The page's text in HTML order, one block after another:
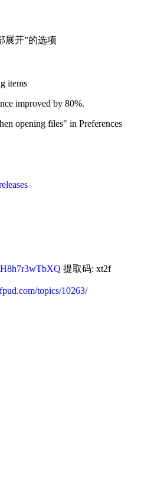
展开”的选项
items
improved by 80%.
opening files" in Preferences
提取码: xt2f
topics/10263/